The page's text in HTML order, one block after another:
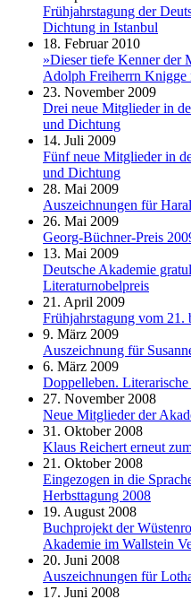
Frühjahrstagung der
Dichtung in Istanbul
18. Februar 2010
»Dieser tiefe Kenner der
Adolph Freiherrn Knigge
23. November 2009
Drei neue Mitglieder in
und Dichtung
14. Juli 2009
Fünf neue Mitglieder in
und Dichtung
28. Mai 2009
Auszeichnungen für
26. Mai 2009
Georg-Büchner-Preis
13. Mai 2009
Deutsche Akademie
Literaturnobelpreis
21. April 2009
Frühjahrstagung vom
9. März 2009
Auszeichnung für
6. März 2009
Doppelleben. Literarische
27. November 2008
Neue Mitglieder der
31. Oktober 2008
Klaus Reichert erneut
21. Oktober 2008
Eingezogen in die
Herbsttagung 2008
19. August 2008
Buchprojekt der
Akademie im Wallstein
20. Juni 2008
Auszeichnungen für
17. Juni 2008